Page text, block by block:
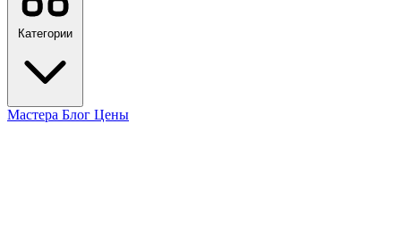
Категории
Мастера Блог Цены